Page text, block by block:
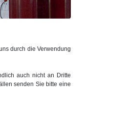
durch die Verwendung
auch nicht an Dritte
senden Sie bitte eine